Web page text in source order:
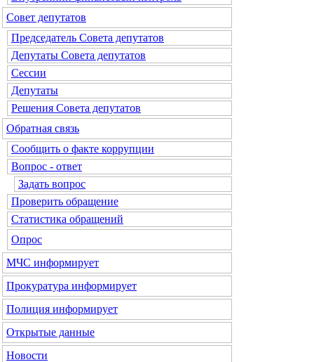
Совет депутатов
Председатель Совета депутатов
Депутаты Совета депутатов
Сессии
Депутаты
Решения Совета депутатов
Обратная связь
Сообщить о факте коррупции
Вопрос - ответ
Задать вопрос
Проверить обращение
Статистика обращений
Опрос
МЧС информирует
Прокуратура информирует
Полиция информирует
Открытые данные
Новости